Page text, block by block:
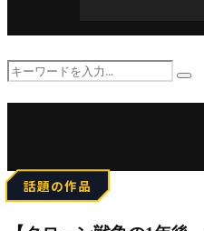
Search
話題の作品